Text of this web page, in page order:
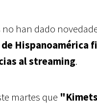
han dado
Hispanoamérica
al streaming.
martes que